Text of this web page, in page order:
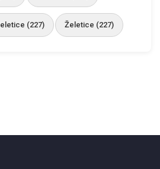
(227) Želetice (227)